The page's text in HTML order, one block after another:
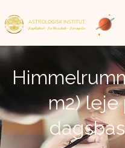
ASTROLOGISK INSTITUT
Faglighed • Fællesskab• Fornyelse
m2) leje